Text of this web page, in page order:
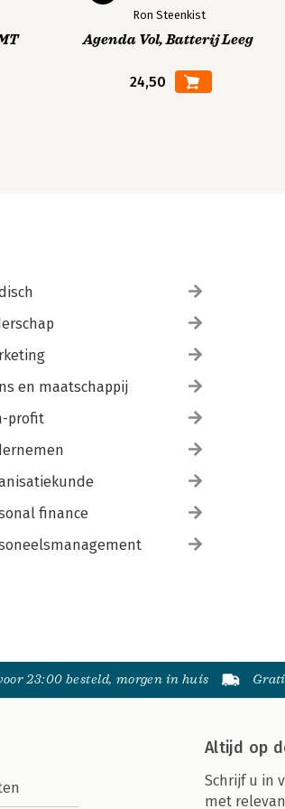
Ron Steenkist
Agenda Vol, Batterij Leeg
24,50
en maatschappij
profit
finance
23:00 besteld, morgen in huis
Altijd op
Schrijf u in
met